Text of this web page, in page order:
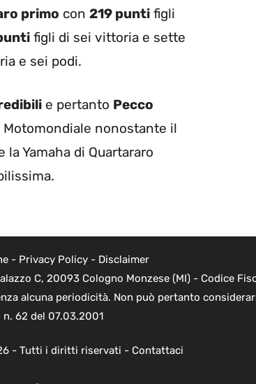
primo con 219 punti figli
figli di sei vittoria e sette
e sei podi.
e pertanto Pecco
Motomondiale nonostante il
Yamaha di Quartararo
- Privacy Policy- Disclaimer
C, 20093 Cologno Monzese (MI) - Codice
alcuna periodicità. Non può pertanto
n. 62 del 07.03.2001
- Tutti i diritti riservati - Contattaci